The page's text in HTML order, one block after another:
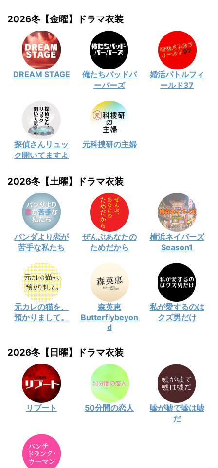
2026冬【金曜】ドラマ衣装
DREAM STAGE
俺たちバッドバ
ーバーズ
婚活バトルフィ
ールド37
探偵さんリュッ
ク開いてますよ
元科捜研の主婦
2026冬【土曜】ドラマ衣装
パンダより恋が
苦手な私たち
ぜんぶあなたの
ためだから
横浜ネイバーズ
Season1
元カレの猫を、
預かりまして。
森英恵
Butterflybeyon
d
私が愛するのは
クズ男だけ
2026冬【日曜】ドラマ衣装
リブート 50分間の恋人
嘘が嘘で嘘は嘘
だ